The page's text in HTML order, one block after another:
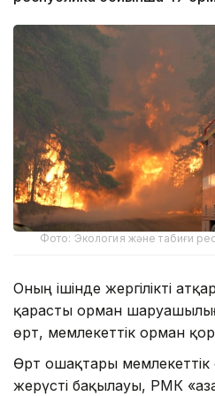
Фото: Экология және табиғи
Оның ішінде жергілікті
қарасты орман
өрт, мемлекеттік орман
Өрт ошақтары мемлекеттік
жерүсті бақылауы, РМҚК